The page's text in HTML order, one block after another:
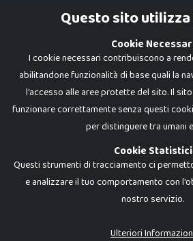
Cookie Policy
Dadi e Mattoncini è un brand di Giocabene Srl.
I prezzi e le promozioni pubblicate potrebbero
Questo sito
Cookie
I cookie necessari contribuiscono a
abilitandone funzionalità di base quali la
l'accesso alle aree protette del sito. Il
funzionare correttamente senza questi
per distinguere tra umani
Cookie Statistici
Questi strumenti di tracciamento ci
e analizzare il tuo comportamento con
nostro servizio.
Ulteriori